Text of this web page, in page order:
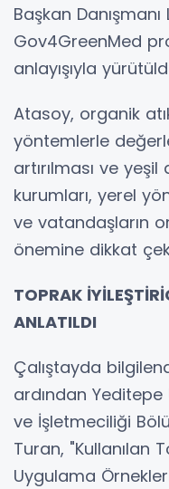
Başkan
Gov4GreenMed
anlayışıyla
Atasoy, organik
yöntemlerle
artırılması ve
kurumları, yerel
ve vatandaşların
önemine dikkat
TOPRAK
ANLATILDI
Çalıştayda
ardından
ve İşletmeciliği
Turan, "Kullanılan
Uygulama